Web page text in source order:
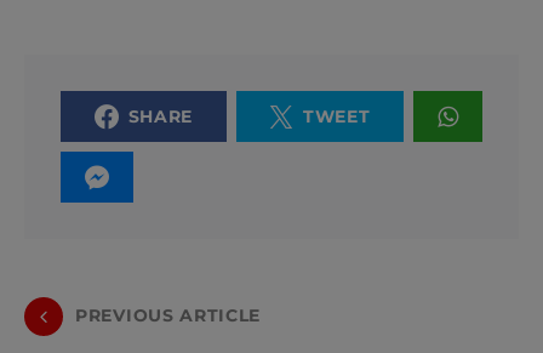
SHARE TWEET
PREVIOUS ARTICLE